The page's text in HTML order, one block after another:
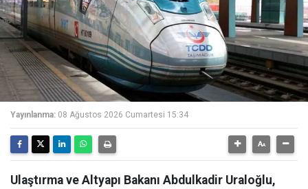
Yayınlanma: 08 Ağustos 2026 Cumartesi 15:34
Ulaştırma ve Altyapı Bakanı Abdulkadir Uraloğlu,